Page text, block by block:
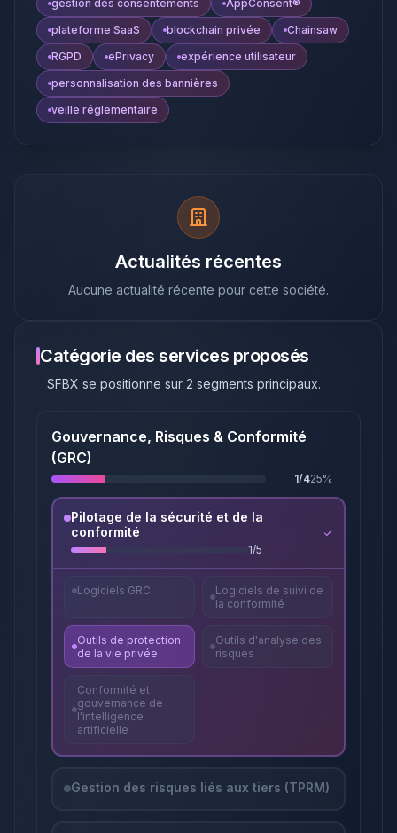
gestion des consentements
AppConsent®
plateforme SaaS
blockchain privée
Chainsaw
RGPD
ePrivacy
expérience utilisateur
personnalisation des bannières
veille réglementaire
Actualités récentes
Aucune actualité récente pour cette société.
Catégorie des services proposés
SFBX se positionne sur 2 segments principaux.
Gouvernance, Risques & Conformité
(GRC)
1/425%
Pilotage de la sécurité et de la
conformité
1/5
Logiciels GRC
Logiciels de suivi de
la conformité
Outils de protection
de la vie privée
Outils d'analyse des
risques
Conformité et
gouvernance de
l'intelligence
artificielle
Gestion des risques liés aux tiers (TPRM)